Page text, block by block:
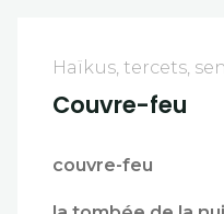
Haïkus, tercets,
Couvre-feu
couvre-feu